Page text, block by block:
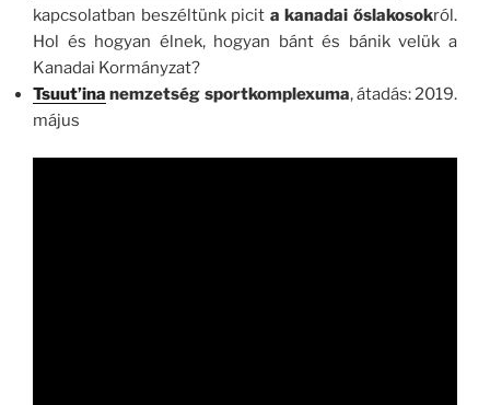
kapcsolatban beszéltünk picit a kanadai őslakosokról.
Hol és hogyan élnek, hogyan bánt és bánik velük a
Kanadai Kormányzat?
Tsuut’ina nemzetség sportkomplexuma, átadás: 2019.
május